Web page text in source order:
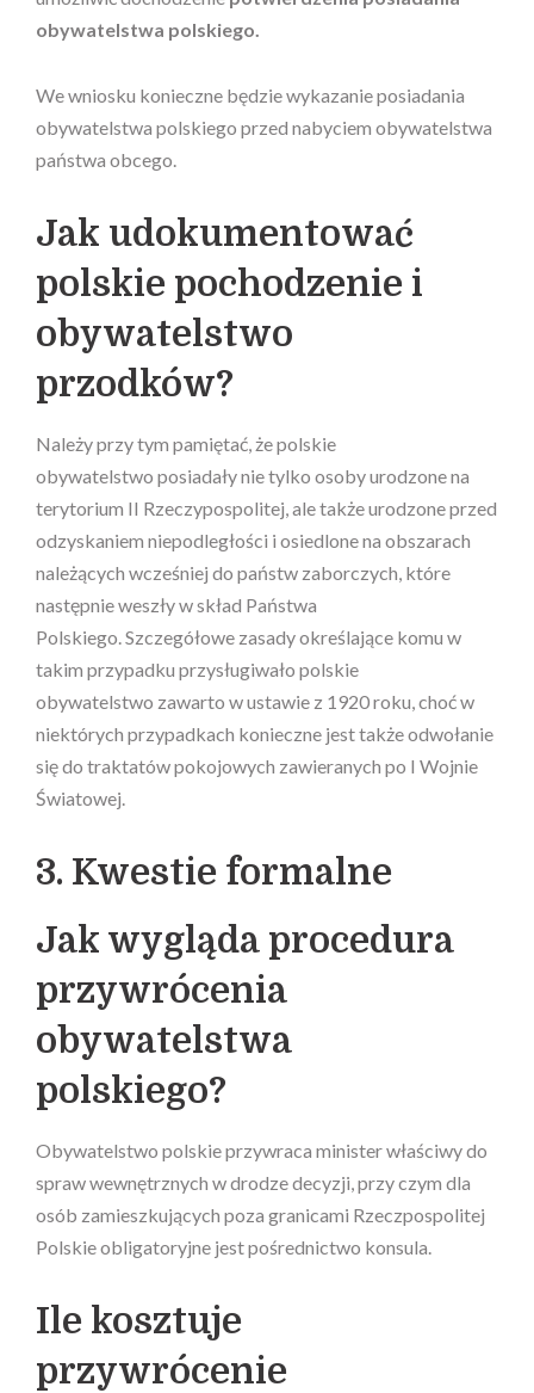
obywatelstwa polskiego.
We wniosku konieczne będzie wykazanie posiadania
obywatelstwa polskiego przed nabyciem obywatelstwa
państwa obcego.
Jak udokumentować
polskie pochodzenie i
obywatelstwo
przodków?
Należy przy tym pamiętać, że polskie
obywatelstwo posiadały nie tylko osoby urodzone na
terytorium II Rzeczypospolitej, ale także urodzone przed
odzyskaniem niepodległości i osiedlone na obszarach
należących wcześniej do państw zaborczych, które
następnie weszły w skład Państwa
Polskiego. Szczegółowe zasady określające komu w
takim przypadku przysługiwało polskie
obywatelstwo zawarto w ustawie z 1920 roku, choć w
niektórych przypadkach konieczne jest także odwołanie
się do traktatów pokojowych zawieranych po I Wojnie
Światowej.
3. Kwestie formalne
Jak wygląda procedura
przywrócenia
obywatelstwa
polskiego?
Obywatelstwo polskie przywraca minister właściwy do
spraw wewnętrznych w drodze decyzji, przy czym dla
osób zamieszkujących poza granicami Rzeczpospolitej
Polskie obligatoryjne jest pośrednictwo konsula.
Ile kosztuje
przywrócenie